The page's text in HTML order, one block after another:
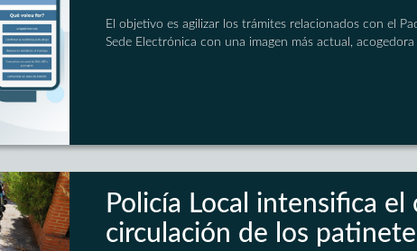
El objetivo es agilizar los trámites relacionados con el
Sede Electrónica con una imagen más actual,
Policía Local intensifica
circulación de los